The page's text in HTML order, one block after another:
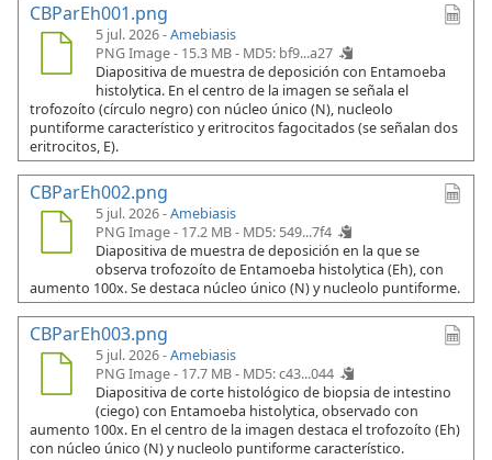
CBParEh001.png
5 jul. 2026 -Amebiasis
PNG Image - 15.3 MB - MD5: bf9...a27
Diapositiva de muestra de deposición con Entamoeba
histolytica. En el centro de la imagen se señala el
trofozoíto (círculo negro) con núcleo único (N), nucleolo
puntiforme característico y eritrocitos fagocitados (se señalan dos
eritrocitos, E).
CBParEh002.png
5 jul. 2026 -Amebiasis
PNG Image - 17.2 MB - MD5: 549...7f4
Diapositiva de muestra de deposición en la que se
observa trofozoíto de Entamoeba histolytica (Eh), con
aumento 100x. Se destaca núcleo único (N) y nucleolo puntiforme.
CBParEh003.png
5 jul. 2026 -Amebiasis
PNG Image - 17.7 MB - MD5: c43...044
Diapositiva de corte histológico de biopsia de intestino
(ciego) con Entamoeba histolytica, observado con
aumento 100x. En el centro de la imagen destaca el trofozoíto (Eh)
con núcleo único (N) y nucleolo puntiforme característico.